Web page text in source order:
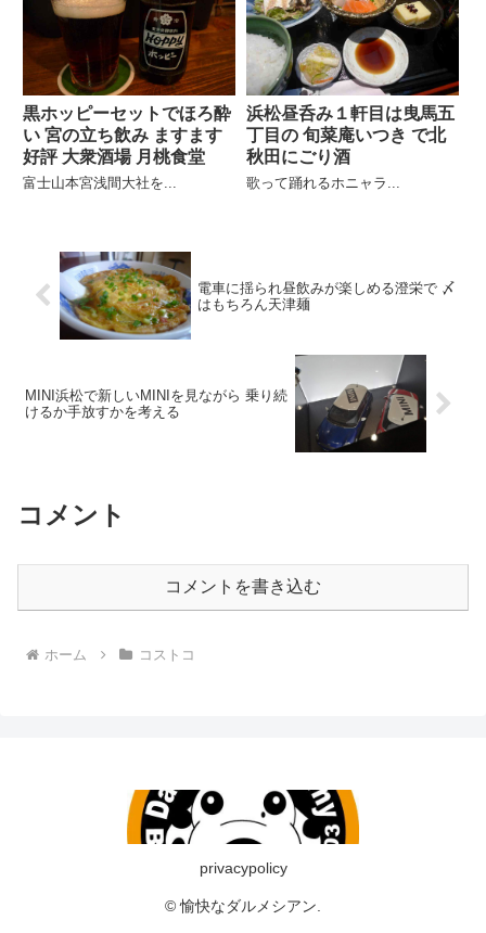
黒ホッピーセットでほろ酔
い 宮の立ち飲み ますます
好評 大衆酒場 月桃食堂
富士山本宮浅間大社を...
浜松昼呑み１軒目は曳馬五
丁目の 旬菜庵いつき で北
秋田にごり酒
歌って踊れるホニャラ...
電車に揺られ昼飲みが楽しめる澄栄で 〆
はもちろん天津麺
MINI浜松で新しいMINIを見ながら 乗り続
けるか手放すかを考える
コメント
コメントを書き込む
ホーム コストコ
privacypolicy
© 愉快なダルメシアン.